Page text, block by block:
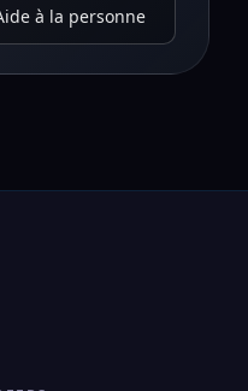
à la personne